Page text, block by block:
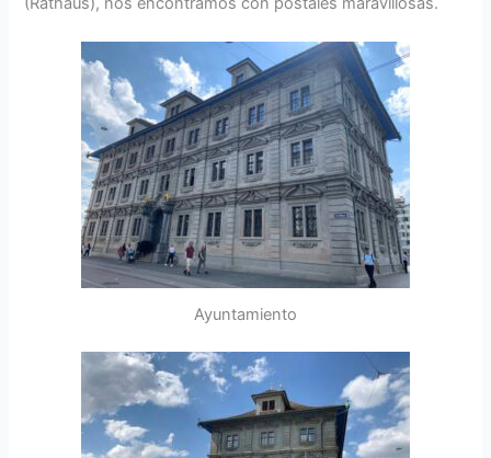
Ayuntamiento